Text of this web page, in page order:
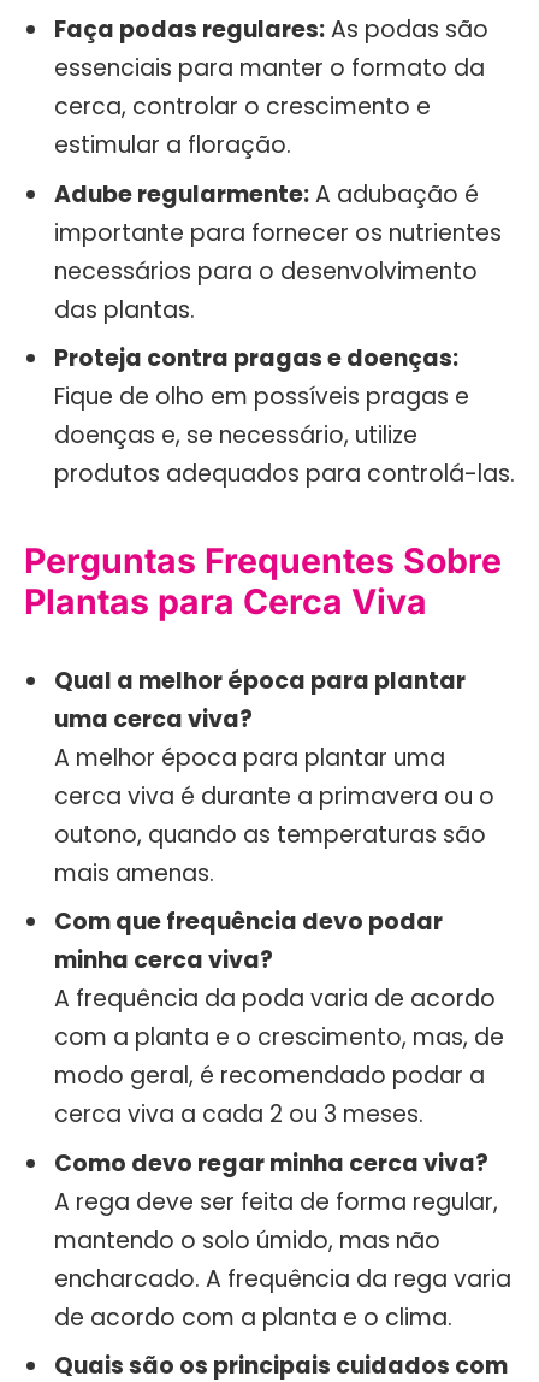
Faça podas regulares:As podas são
essenciais para manter o formato da
cerca, controlar o crescimento e
estimular a floração.
Adube regularmente:A adubação é
importante para fornecer os nutrientes
necessários para o desenvolvimento
das plantas.
Proteja contra pragas e doenças:
Fique de olho em possíveis pragas e
doenças e, se necessário, utilize
produtos adequados para controlá-las.
Perguntas Frequentes Sobre
Plantas para Cerca Viva
Qual a melhor época para plantar
uma cerca viva?
A melhor época para plantar uma
cerca viva é durante a primavera ou o
outono, quando as temperaturas são
mais amenas.
Com que frequência devo podar
minha cerca viva?
A frequência da poda varia de acordo
com a planta e o crescimento, mas, de
modo geral, é recomendado podar a
cerca viva a cada 2 ou 3 meses.
Como devo regar minha cerca viva?
A rega deve ser feita de forma regular,
mantendo o solo úmido, mas não
encharcado. A frequência da rega varia
de acordo com a planta e o clima.
Quais são os principais cuidados com